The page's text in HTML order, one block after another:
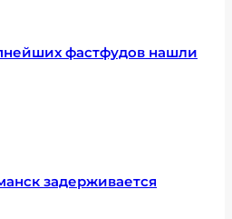
фастфудов нашли
задерживается